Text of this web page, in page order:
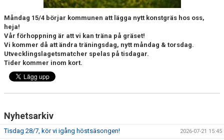
MATCHREFERAT A-LAGET
MARATON MATCHER
SPELARRÅDET
Måndag 15/4 börjar kommunen att lägga nytt konstgräs hos oss,
heja!
Vår förhoppning är att vi kan träna på gräset!
Vi kommer då att ändra träningsdag, nytt måndag & torsdag.
Utvecklingslagetsmatcher spelas på tisdagar.
Tider kommer inom kort.
Nyhetsarkiv
Tisdag 28/7, kör vi igång höstsäsongen! 2026-07-21 15:45